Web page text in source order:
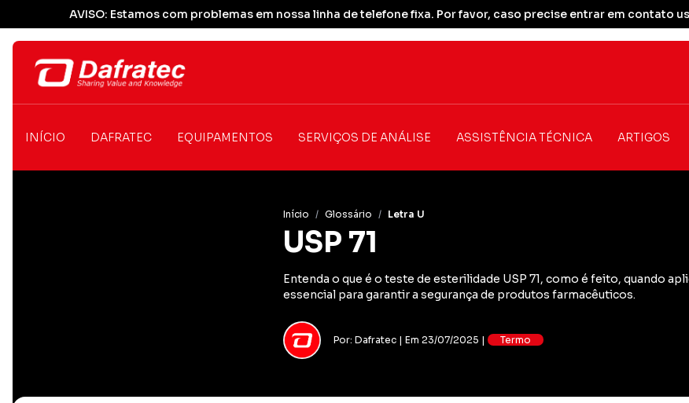
AVISO: Estamos com problemas em nossa linha de telefone fixa. Por favor, caso precise entrar em contato
INÍCIO DAFRATEC EQUIPAMENTOS SERVIÇOS DE ANÁLISE ASSISTÊNCIA TÉCNICA ARTIGOS
Início / Glossário / Letra U
USP 71
Entenda o que é o teste de esterilidade USP 71, como é feito, quando
essencial para garantir a segurança de produtos farmacêuticos.
Por: Dafratec | Em 23/07/2025 | Termo